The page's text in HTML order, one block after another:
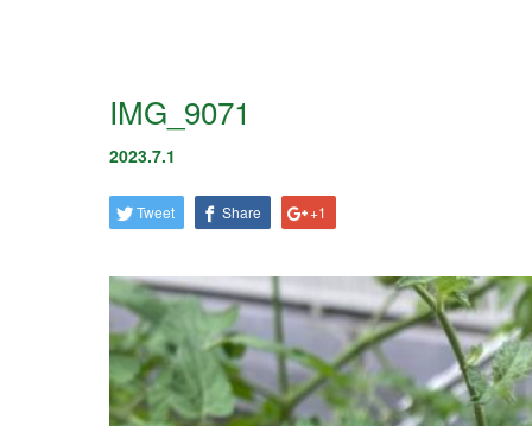
IMG_9071
2023.7.1
Tweet Share +1